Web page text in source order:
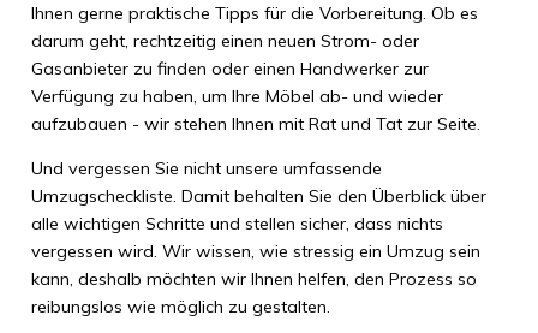
Ihnen gerne praktische Tipps für die Vorbereitung. Ob es
darum geht, rechtzeitig einen neuen Strom- oder
Gasanbieter zu finden oder einen Handwerker zur
Verfügung zu haben, um Ihre Möbel ab- und wieder
aufzubauen - wir stehen Ihnen mit Rat und Tat zur Seite.
Und vergessen Sie nicht unsere umfassende
Umzugscheckliste. Damit behalten Sie den Überblick über
alle wichtigen Schritte und stellen sicher, dass nichts
vergessen wird. Wir wissen, wie stressig ein Umzug sein
kann, deshalb möchten wir Ihnen helfen, den Prozess so
reibungslos wie möglich zu gestalten.